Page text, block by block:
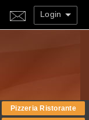
Login
Pizzeria Ristorante